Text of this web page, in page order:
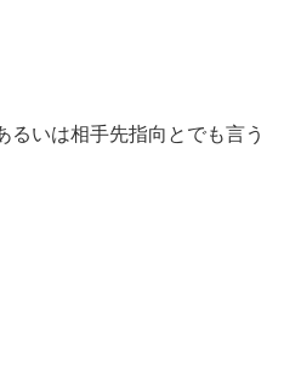
るいは相手先指向とでも言う